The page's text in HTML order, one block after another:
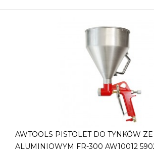
AWTOOLS PISTOLET DO TYNKÓW
ALUMINIOWYM FR-300 AW10012